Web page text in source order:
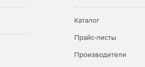
Каталог
Прайс-листы
Производители